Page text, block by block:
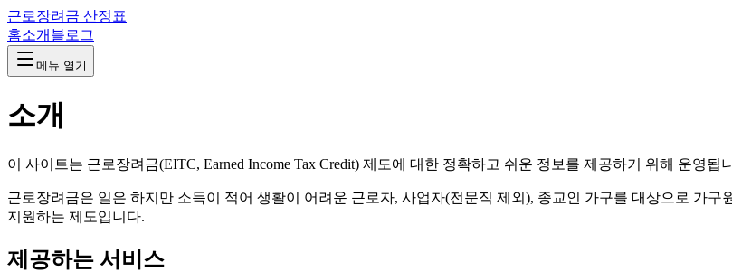
근로장려금 산정표
홈소개 블로그
메뉴 열기
소개
이 사이트는 근로장려금(EITC, Earned Income Tax Credit) 제도에 대한 정확하고 쉬운 정보를 제공하기 위해 운영됩
근로장려금은 일은 하지만 소득이 적어 생활이 어려운 근로자, 사업자(전문직 제외), 종교인 가구를 대상으로 가
지원하는 제도입니다.
제공하는 서비스